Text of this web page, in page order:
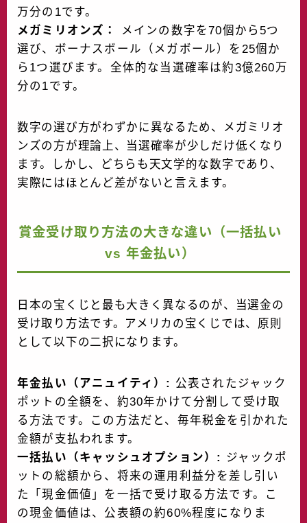
万分の1です。
メガミリオンズ：
メインの数字を70個から5つ
選び、ボーナスボール（メガボール）を25個か
ら1つ選びます。全体的な当選確率は約3億260万
分の1です。
数字の選び方がわずかに異なるため、メガミリオ
ンズの方が理論上、当選確率が少しだけ低くなり
ます。しかし、どちらも天文学的な数字であり、
実際にはほとんど差がないと言えます。
賞金受け取り方法の大きな違い（一括払い
vs 年金払い）
日本の宝くじと最も大きく異なるのが、当選金の
受け取り方法です。アメリカの宝くじでは、原則
として以下の二択になります。
年金払い（アニュイティ）:
公表されたジャック
ポットの全額を、約30年かけて分割して受け取
る方法です。この方法だと、毎年税金を引かれた
金額が支払われます。
一括払い（キャッシュオプション）:
ジャックポ
ットの総額から、将来の運用利益分を差し引い
た「現金価値」を一括で受け取る方法です。こ
の現金価値は、公表額の約60%程度になりま